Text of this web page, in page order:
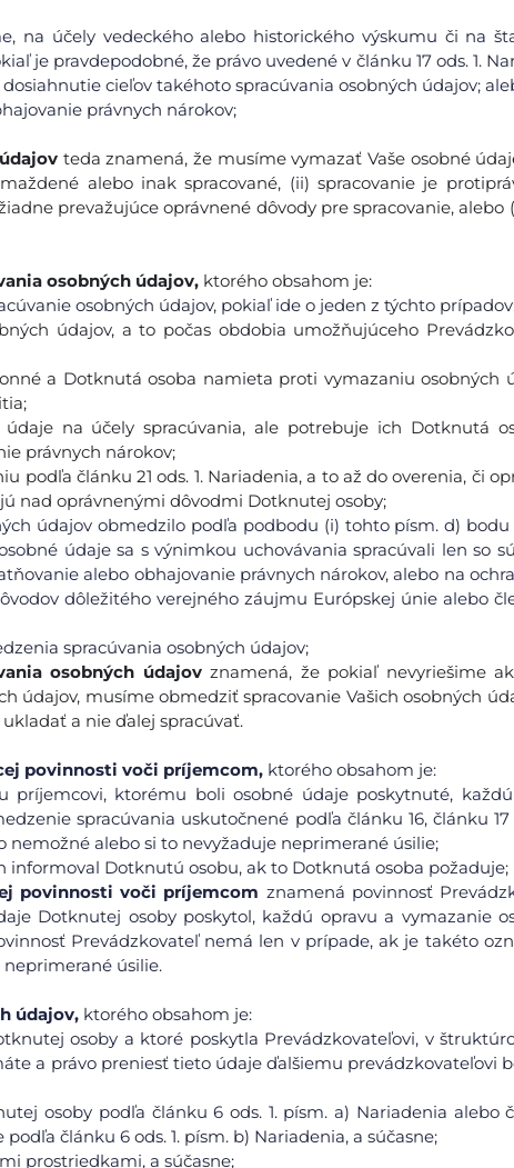
na účely vedeckého alebo historického výskumu či na
je pravdepodobné, že právo uvedené v článku 17 ods. 1.
cieľov takéhoto spracúvania osobných údajov;
právnych nárokov;
teda znamená, že musíme vymazať Vaše osobné
alebo inak spracované, (ii) spracovanie je
prevažujúce oprávnené dôvody pre spracovanie, alebo
osobných údajov, ktorého obsahom je:
osobných údajov, pokiaľ ide o jeden z týchto
údajov, a to počas obdobia umožňujúceho
a Dotknutá osoba namieta proti vymazaniu osobných
na účely spracúvania, ale potrebuje ich Dotknutá
právnych nárokov;
podľa článku 21 ods. 1. Nariadenia, a to až do overenia, či
nad oprávnenými dôvodmi Dotknutej osoby;
údajov obmedzilo podľa podbodu (i) tohto písm. d)
údaje sa s výnimkou uchovávania spracúvali len so
alebo obhajovanie právnych nárokov, alebo na
dôležitého verejného záujmu Európskej únie alebo
spracúvania osobných údajov;
osobných údajovznamená, že pokiaľ nevyriešime
údajov, musíme obmedziť spracovanie Vašich osobných
a nie ďalej spracúvať.
povinnosti voči príjemcom, ktorého obsahom je:
príjemcovi, ktorému boli osobné údaje poskytnuté,
spracúvania uskutočnené podľa článku 16, článku 17
nemožné alebo si to nevyžaduje neprimerané úsilie;
informoval Dotknutú osobu, ak to Dotknutá osoba požaduje;
povinnosti voči príjemcom znamená povinnosť
Dotknutej osoby poskytol, každú opravu a vymazanie
Prevádzkovateľ nemá len v prípade, ak je takéto
úsilie.
údajov, ktorého obsahom je:
osoby a ktoré poskytla Prevádzkovateľovi, v
a právo preniesť tieto údaje ďalšiemu prevádzkovateľovi
osoby podľa článku 6 ods. 1. písm. a) Nariadenia alebo
článku 6 ods. 1. písm. b) Nariadenia, a súčasne;
prostriedkami, a súčasne;